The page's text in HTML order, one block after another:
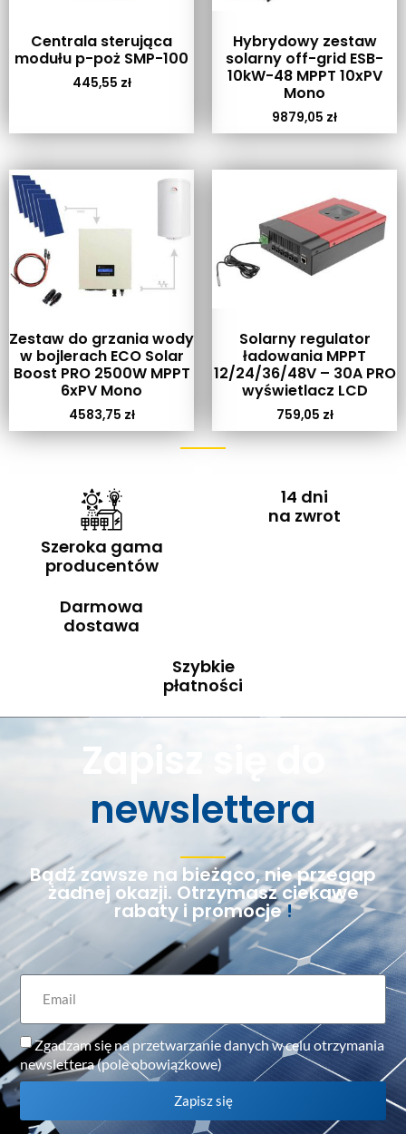
Centrala sterująca
modułu p-poż SMP-100
445,55 zł
Hybrydowy zestaw
solarny off-grid ESB-
10kW-48 MPPT 10xPV
Mono
9879,05 zł
Zestaw do grzania wody
w bojlerach ECO Solar
Boost PRO 2500W MPPT
6xPV Mono
4583,75 zł
Solarny regulator
ładowania MPPT
12/24/36/48V – 30A PRO
wyświetlacz LCD
759,05 zł
Szeroka gama
producentów
14 dni
na zwrot
Darmowa
dostawa
Szybkie
płatności
Zapisz się do
newslettera
Bądź zawsze na bieżąco, nie przegap
żadnej okazji. Otrzymasz ciekawe
rabaty i promocje!
Zgadzam się na przetwarzanie danych w celu otrzymania
newslettera (pole obowiązkowe)
Zapisz się